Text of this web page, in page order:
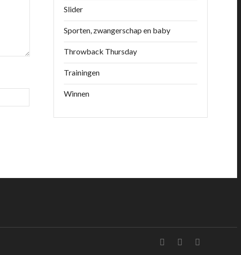
Slider
Sporten, zwangerschap en baby
Throwback Thursday
Trainingen
Winnen